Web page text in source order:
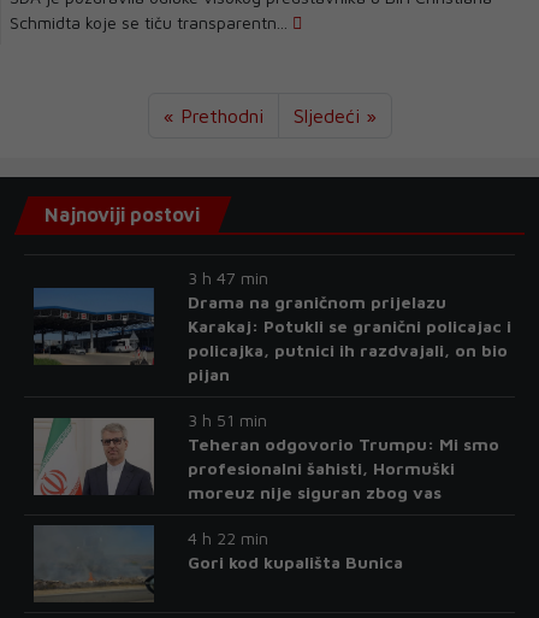
Schmidta koje se tiču transparentn...
« Prethodni Sljedeći »
Najnoviji postovi
3 h 47 min
Drama na graničnom prijelazu
Karakaj: Potukli se granični policajac i
policajka, putnici ih razdvajali, on bio
pijan
3 h 51 min
Teheran odgovorio Trumpu: Mi smo
profesionalni šahisti, Hormuški
moreuz nije siguran zbog vas
4 h 22 min
Gori kod kupališta Bunica